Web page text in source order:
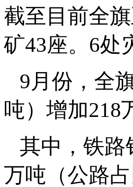
截至目前全
矿43座。6处
9月份，全
吨）增加218
其中，铁路
万吨（公路